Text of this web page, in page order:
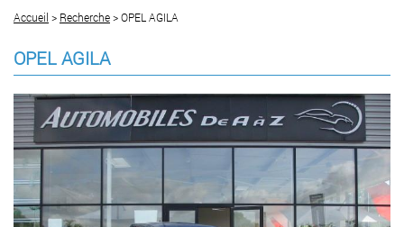
Accueil > Recherche> OPEL AGILA
OPEL AGILA